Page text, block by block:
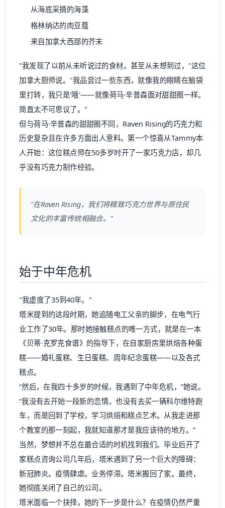
从海底采摘的海藻
格林纳达的肉豆蔻
来自加拿大西部的芥末
"我发现了以前从未听说过的食材。甚至从未想到过，"这位
加拿大厨师说。"我品尝过一些东西，就像我的眼睛在脑袋
里打转，我只是'哦'——就像荷马·辛普森面对甜甜圈一样。
简直太不可思议了。"
但与荷马·辛普森的甜甜圈不同，Raven Rising的巧克力和
历史复杂且在许多方面出人意料。第一个惊喜从Tammy本
人开始：这位糕点师在50多岁时开了一家巧克力店，却几
乎没有巧克力制作经验。
"在Raven Rising，我们将精致巧克力世界与原住民
文化的丰富传统相融合。"
始于中年危机
"我虚度了35到40年。"
塔米提到的这段时期，她追随电工父亲的脚步，在电气行
业工作了30年。那时她接触糕点的唯一方式，就是在一本
《贝蒂·克罗克食谱》的指导下，在自家厨房里烘焙各种蛋
糕——婚礼蛋糕、生日蛋糕、周年纪念蛋糕——以及各式
糕点。
“然后，在我四十多岁的时候，我遇到了中年危机，”她说。
“我没有去开始一段新的恋情，也没有去买一辆科尔维特跑
车，而是回到了学校，学习烘焙和糕点艺术。从我走进那
个教室的那一刻起，我就知道那才是我应该待的地方。”
当然，梦想并不总在最合适的时机找到我们。毕业后开了
家糕点咨询公司几年后，塔米遇到了另一个巨大的障碍：
新冠肺炎。疫情肆虐。业务停滞。塔米搬回了家。最终，
她彻底关闭了自己的公司。
塔米面临一个抉择。她的下一步是什么？在疫情仍然严重